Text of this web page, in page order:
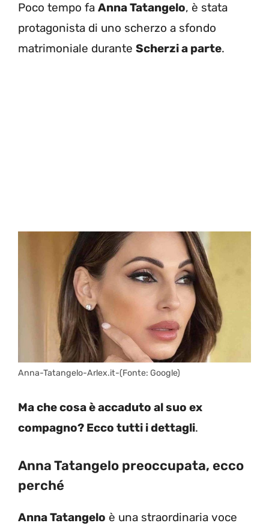
Poco tempo fa Anna Tatangelo, è stata
protagonista di uno scherzo a sfondo
matrimoniale durante Scherzi a parte.
Anna-Tatangelo-Arlex.it-(Fonte: Google)
Ma che cosa è accaduto al suo ex
compagno? Ecco tutti i dettagli.
Anna Tatangelo preoccupata, ecco
perché
Anna Tatangelo è una straordinaria voce